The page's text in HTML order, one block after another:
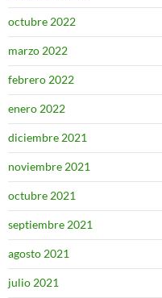
octubre 2022
marzo 2022
febrero 2022
enero 2022
diciembre 2021
noviembre 2021
octubre 2021
septiembre 2021
agosto 2021
julio 2021